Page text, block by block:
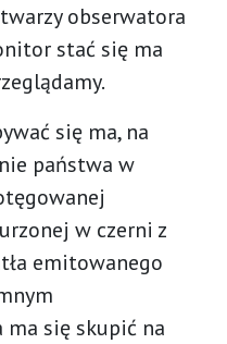
obserwatora
stać się ma
się ma, na
państwa w
w czerni z
emitowanego
się skupić na